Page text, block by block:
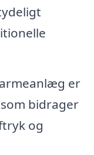
er
bidrager
og